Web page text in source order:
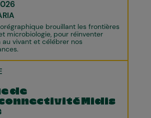
brouillant les frontières
microbiologie, pour réinventer
au vivant et célébrer nos
de
Midis